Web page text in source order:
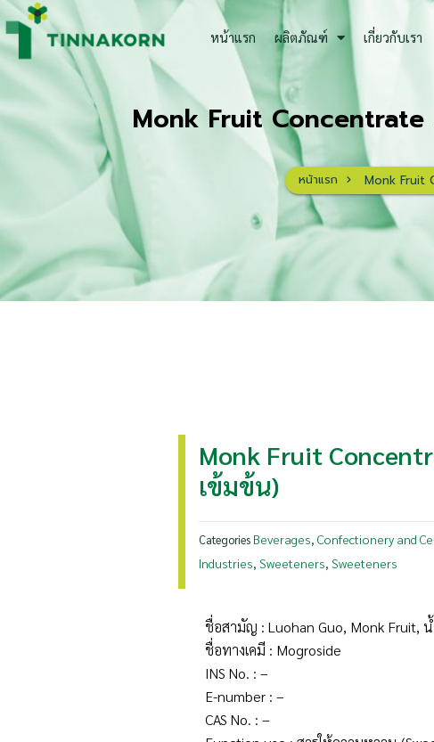
Skip
to
content
หน้าแรก ผลิตภัณฑ์ เกี่ยวกับเรา
Monk Fruit Concentrate
หน้าแรก Monk Fruit
Monk Fruit
เข้มข้น)
Categories Beverages, Confectionery and
Industries, Sweeteners, Sweeteners
ชื่อสามัญ : Luohan Guo, Monk Fruit,
ชื่อทางเคมี : Mogroside
INS No. : –
E-number : –
CAS No. : –